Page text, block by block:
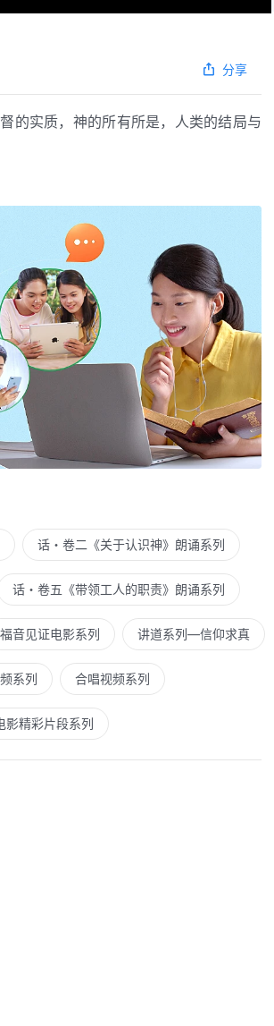
分享
的实质，神的所有所是，人类的结局与
话・卷二《关于认识神》朗诵系列
话・卷五《带领工人的职责》朗诵系列
福音见证电影系列 讲道系列—信仰求真
系列 合唱视频系列
影精彩片段系列